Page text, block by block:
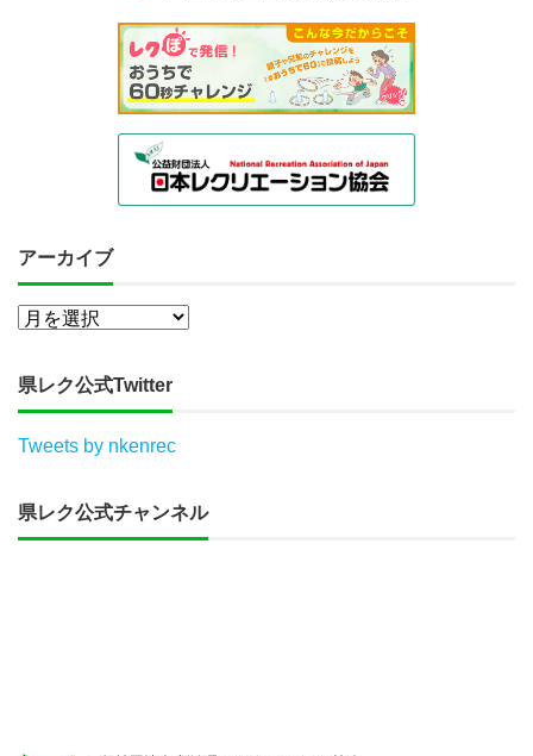
アーカイブ
県レク公式Twitter
Tweets by nkenrec
県レク公式チャンネル